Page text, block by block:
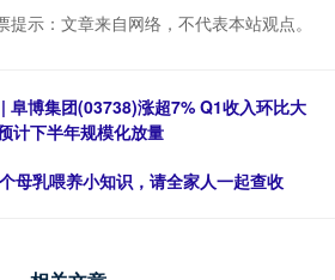
提示：文章来自网络，不代表本站观点。
阜博集团(03738)涨超7% Q1收入环比大
计下半年规模化放量
母乳喂养小知识，请全家人一起查收